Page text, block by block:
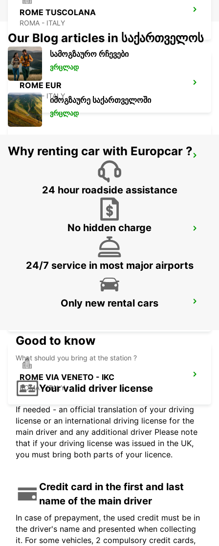
ROME TUSCOLANA
ROMA - ITALY
ROME EUR
ROMA - ITALY
ROME TERMINI RAILWAY - IKC
ROME TIBURTINA STAZIONE FS
ROME VIA TIBURTINA
ROME VIA VENETO - IKC
ROMA - ITALY
Our Blog articles in საქართველოს
სამოგზაურო რჩევები
ვრცლად
იმოგზაურე საქართველოში
ვრცლად
Why renting car with Europcar ?
24 hour roadside assistance
No hidden charge
24/7 service in most major airports
Only new rental cars
Good to know
What should you bring at the station ?
Your valid driver license
If needed - an official translation of your driving
license or an international driving license for the
main driver and any additional driver Please note
that if your driving license was issued in the UK,
you must bring both parts of your licence.
Credit card in the first and last
name of the main driver
In case of prepayment, the used credit must be in
the driver's name and presented when collecting
it. For some vehicles, 2 compulsory credit cards,